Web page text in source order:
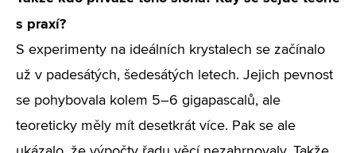
s praxí?
S experimenty na ideálních krystalech se začínalo
už v padesátých, šedesátých letech. Jejich pevnost
se pohybovala kolem 5–6 gigapascalů, ale
teoreticky měly mít desetkrát více. Pak se ale